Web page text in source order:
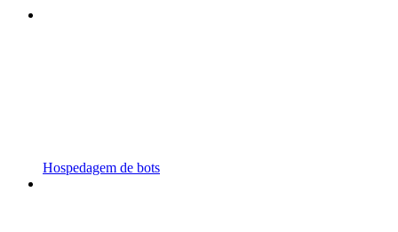
Hospedagem de bots